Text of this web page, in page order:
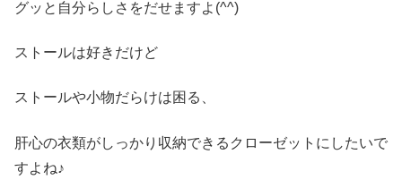
グッと自分らしさをだせますよ(^^)
ストールは好きだけど
ストールや小物だらけは困る、
肝心の衣類がしっかり収納できるクローゼットにしたいで
すよね♪